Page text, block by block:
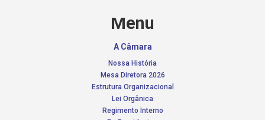
Menu
A Câmara
Nossa História
Mesa Diretora 2026
Estrutura Organizacional
Lei Orgânica
Regimento Interno